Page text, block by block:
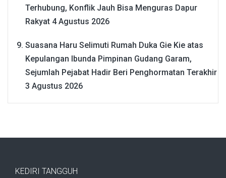
Terhubung, Konflik Jauh Bisa Menguras Dapur
Rakyat 4 Agustus 2026
Suasana Haru Selimuti Rumah Duka Gie Kie atas
Kepulangan Ibunda Pimpinan Gudang Garam,
Sejumlah Pejabat Hadir Beri Penghormatan Terakhir
3 Agustus 2026
KEDIRI TANGGUH